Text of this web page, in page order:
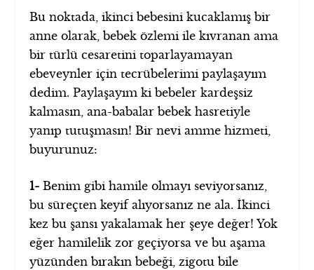
Bu noktada, ikinci bebesini kucaklamış bir
anne olarak, bebek özlemi ile kıvranan ama
bir türlü cesaretini toparlayamayan
ebeveynler için tecrübelerimi paylaşayım
dedim. Paylaşayım ki bebeler kardeşsiz
kalmasın, ana-babalar bebek hasretiyle
yanıp tutuşmasın! Bir nevi amme hizmeti,
buyurunuz:
1- Benim gibi hamile olmayı seviyorsanız,
bu süreçten keyif alıyorsanız ne ala. İkinci
kez bu şansı yakalamak her şeye değer! Yok
eğer hamilelik zor geçiyorsa ve bu aşama
yüzünden bırakın bebeği, zigotu bile